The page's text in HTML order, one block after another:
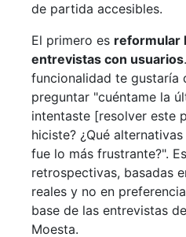
de partida accesibles.
El primero es reformular
entrevistas con usuarios
funcionalidad te gustaría
preguntar "cuéntame la
intentaste [resolver este
hiciste? ¿Qué
fue lo más frustrante?".
retrospectivas, basadas
reales y no en
base de las entrevistas
Moesta.